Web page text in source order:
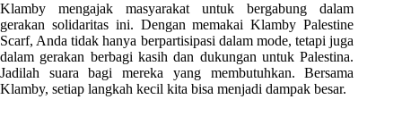
Klamby mengajak masyarakat untuk bergabung dalam
gerakan solidaritas ini. Dengan memakai Klamby Palestine
Scarf, Anda tidak hanya berpartisipasi dalam mode, tetapi juga
dalam gerakan berbagi kasih dan dukungan untuk Palestina.
Jadilah suara bagi mereka yang membutuhkan. Bersama
Klamby, setiap langkah kecil kita bisa menjadi dampak besar.